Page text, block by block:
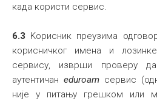
када користи сервис.
6.3 Kорисник преузима
корисничког имена и
сервису, изврши проверу
аутентичанeduroam сервис
није у питању грешком или